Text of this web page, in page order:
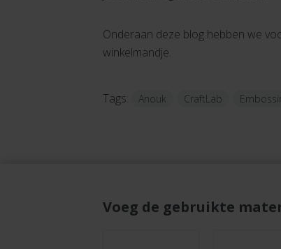
Onderaan deze blog hebben we
winkelmandje.
Tags: Anouk CraftLab
Voeg de gebruikte